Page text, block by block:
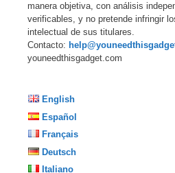
manera objetiva, con análisis
verificables, y no pretende infringir
intelectual de sus titulares.
Contacto:
youneedthisgadget.com
English
Español
Français
Deutsch
Italiano